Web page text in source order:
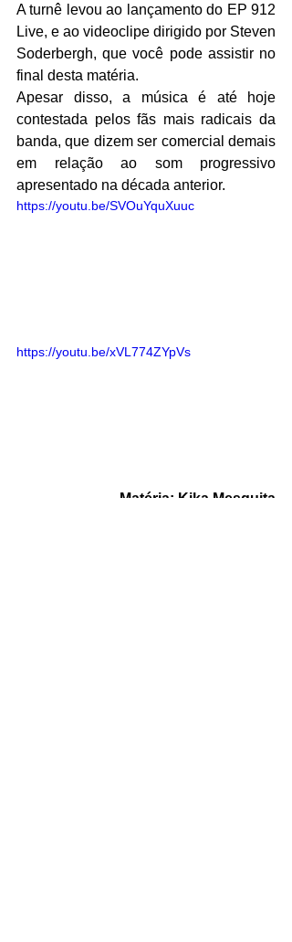
A turnê levou ao lançamento do EP 912
Live, e ao videoclipe dirigido por Steven
Soderbergh, que você pode assistir no
final desta matéria.
Apesar disso, a música é até hoje
contestada pelos fãs mais radicais da
banda, que dizem ser comercial demais
em relação ao som progressivo
apresentado na década anterior.
https://youtu.be/SVOuYquXuuc
https://youtu.be/xVL774ZYpVs
Matéria: Kika Mesquita